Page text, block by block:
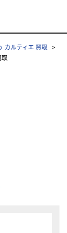
カルティエ 買取
取